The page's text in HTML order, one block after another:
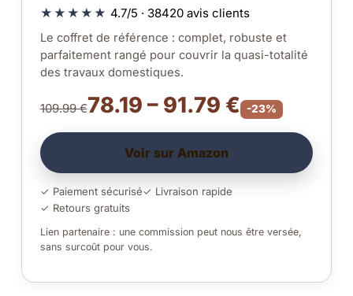
★★★★★ 4.7/5 · 38420 avis clients
Le coffret de référence : complet, robuste et
parfaitement rangé pour couvrir la quasi-totalité
des travaux domestiques.
109.99 €78.19 – 91.79 € -23%
Voir sur Amazon
✓ Paiement sécurisé✓ Livraison rapide
✓ Retours gratuits
Lien partenaire : une commission peut nous être versée,
sans surcoût pour vous.